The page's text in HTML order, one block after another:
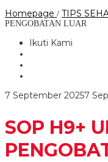
Homepage / TIPS
PENGOBATAN LUAR
Ikuti Kami
7 September 20257
SOP H9+